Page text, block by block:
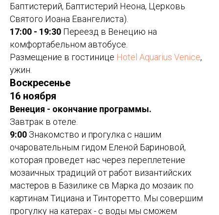
Баптистерий, Баптистерий Неона, Церковь
Святого Иоана Евангелиста).
17:00 - 19:30 Переезд в Венецию на
комфортабельном автобусе.
Размещение в гостинице Hotel Aquarius Venice,
ужин.
Воскресенье
16 ноября
Венеция - окончание программы.
Завтрак в отеле.
9:00 Знакомство и прогулка с нашим
очаровательным гидом Еленой Бариновой,
которая проведет нас через переплетение
мозаичных традиций от работ византийских
мастеров в Базилике св Марка до мозаик по
картинам Тициана и Тинторетто. Мы совершим
прогулку на катерах - с воды мы сможем